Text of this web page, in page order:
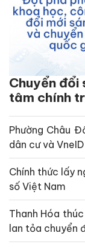
Chuyển đổi
tâm chính
Phường Châu
dân cư và VneID
Chính thức lấy
số Việt Nam
Thanh Hóa
lan tỏa chuyển